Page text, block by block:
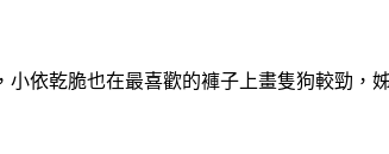
依乾脆也在最喜歡的褲子上畫隻狗較勁，